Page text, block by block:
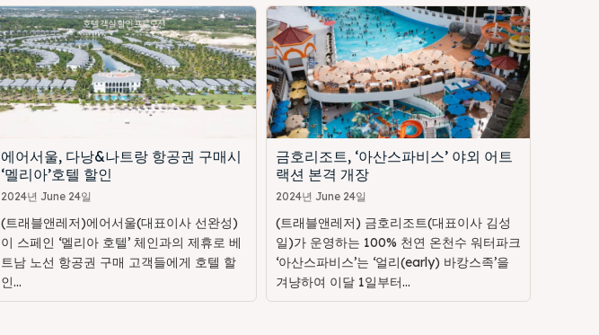
에어서울, 다낭&나트랑 항공권 구매시
‘멜리아’호텔 할인
2024년 June 24일
(트래블앤레저)에어서울(대표이사 선완성)
이 스페인 ‘멜리아 호텔’ 체인과의 제휴로 베
트남 노선 항공권 구매 고객들에게 호텔 할
인...
금호리조트, ‘아산스파비스’ 야외 어트
랙션 본격 개장
2024년 June 24일
(트래블앤레저) 금호리조트(대표이사 김성
일)가 운영하는 100% 천연 온천수 워터파크
‘아산스파비스’는 ‘얼리(early) 바캉스족’을
겨냥하여 이달 1일부터...